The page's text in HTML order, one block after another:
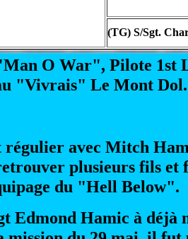
(TG) S/Sgt.
O War", Pilote 1st
"Vivrais" Le Mont Dol.
régulier avec Mitch
plusieurs fils et
du "Hell Below".
Edmond Hamic à déjà